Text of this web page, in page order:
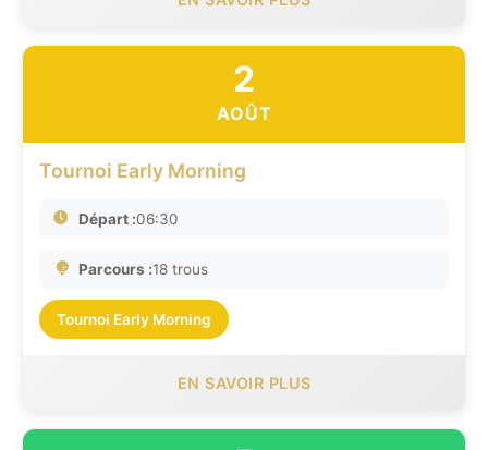
2
AOÛT
Tournoi Early Morning
Départ :06:30
Parcours :18 trous
Tournoi Early Morning
EN SAVOIR PLUS